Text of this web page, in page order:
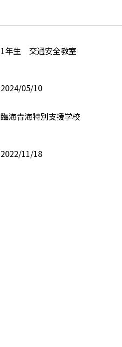
1年生 交通安全教室
2024/05/10
臨海青海特別支援学校
2022/11/18